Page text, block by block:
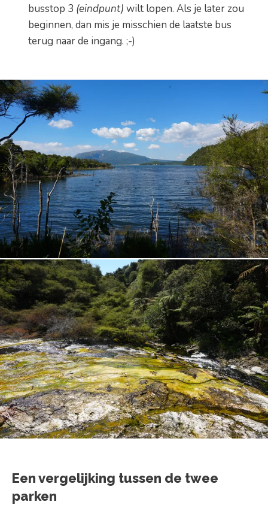
busstop 3 (eindpunt) wilt lopen. Als je later zou
beginnen, dan mis je misschien de laatste bus
terug naar de ingang. ;-)
Een vergelijking tussen de twee
parken